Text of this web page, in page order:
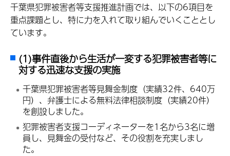
千葉県犯罪被害者等支援推進計画では、以下の6項目を
重点課題とし、特に力を入れて取り組んでいくこととし
ています。
(1)事件直後から生活が一変する犯罪被害者等に
対する迅速な支援の実施
千葉県犯罪被害者等見舞金制度（実績32件、640万
円）、弁護士による無料法律相談制度（実績20件）
を創設しました。
犯罪被害者支援コーディネーターを1名から3名に増
員し、見舞金の受付など、その役割を充実しまし
た。